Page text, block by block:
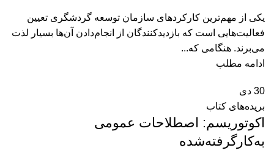
یکی از مهم‌ترین کارکردهای سازمان توسعه گردشگری تعیین
فعالیت‌هایی است که بازدیدکنندگان از انجام‌دادن آن‌ها بسیار لذت
می‌برند. هنگامی که...
ادامه مطلب
30 دی
بریده‌های کتاب
اکوتوریسم: اصطلاحات عمومی
به‌کارگرفته‌شده